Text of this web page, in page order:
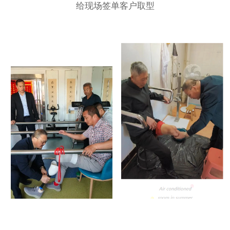
给现场签单客户取型